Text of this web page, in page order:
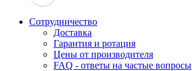
Сотрудничество
Доставка
Гарантия и ротация
Цены от производителя
FAQ - ответы на частые вопросы